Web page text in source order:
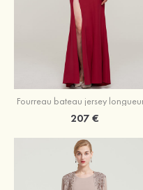
207 €